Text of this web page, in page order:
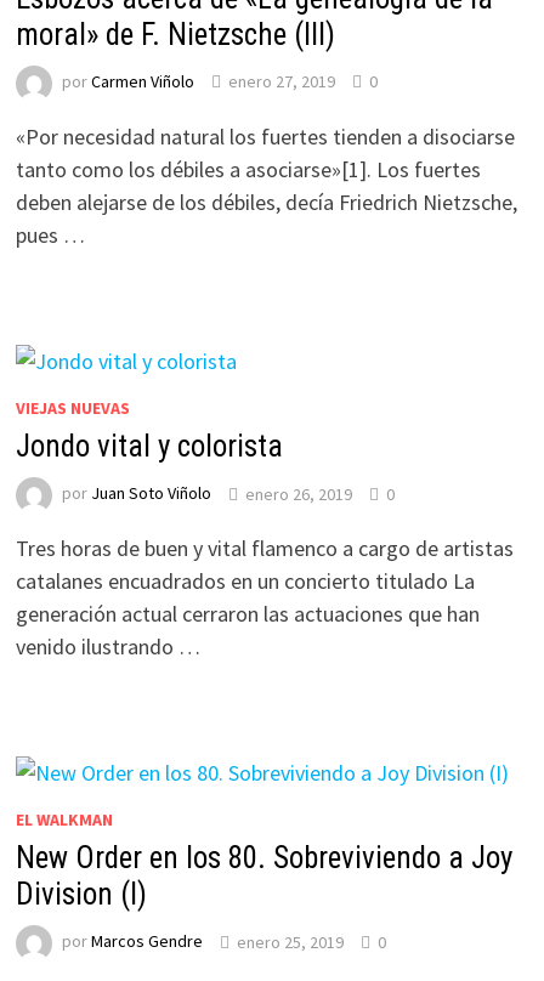
moral» de F. Nietzsche (III)
porCarmen Viñolo enero 27, 2019 0
«Por necesidad natural los fuertes tienden a disociarse
tanto como los débiles a asociarse»[1]. Los fuertes
deben alejarse de los débiles, decía Friedrich Nietzsche,
pues …
VIEJAS NUEVAS
Jondo vital y colorista
por Juan Soto Viñolo enero 26, 2019 0
Tres horas de buen y vital flamenco a cargo de artistas
catalanes encuadrados en un concierto titulado La
generación actual cerraron las actuaciones que han
venido ilustrando …
EL WALKMAN
New Order en los 80. Sobreviviendo a Joy
Division (I)
porMarcos Gendre enero 25, 2019 0